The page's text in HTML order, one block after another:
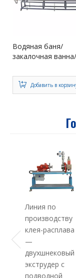
Водяная баня/
закалочная ванна/
водяной желоб на
линии экструзии
пластиковых
Добавить в
Линия по
производству
клея-расплава
—
двухшнековый
экструдер с
подводной